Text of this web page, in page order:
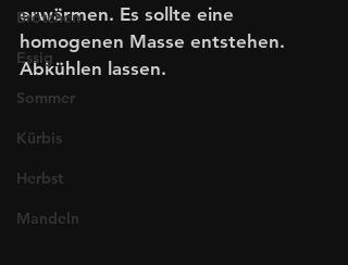
Brötchen
Essig
Sommer
Kürbis
Herbst
Mandeln
erwärmen. Es sollte eine
homogenen Masse entstehen.
Abkühlen lassen.